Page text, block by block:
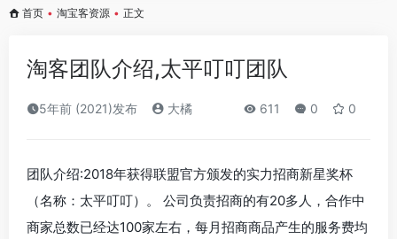
首页 • 淘宝客资源 • 正文
淘客团队介绍,太平叮叮团队
5年前 (2021)发布 大橘 611 0 0
团队介绍:2018年获得联盟官方颁发的实力招商新星奖杯
（名称：太平叮叮）。 公司负责招商的有20多人，合作中
商家总数已经达100家左右，每月招商商品产生的服务费均